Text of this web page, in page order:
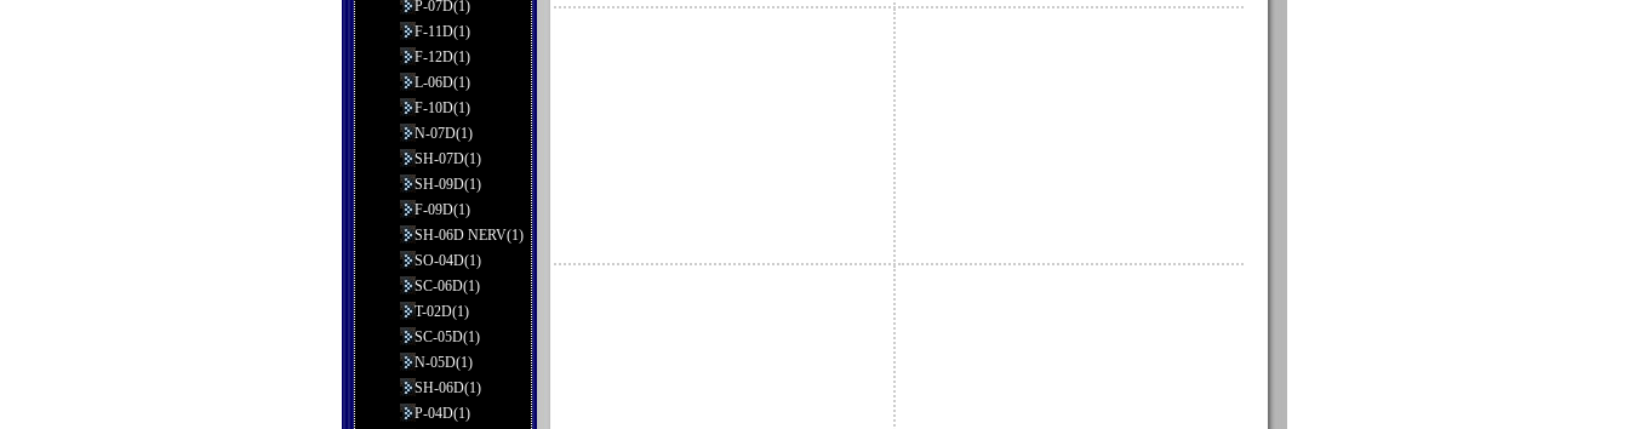
P-07D(1)
F-11D(1)
F-12D(1)
L-06D(1)
F-10D(1)
N-07D(1)
SH-07D(1)
SH-09D(1)
F-09D(1)
SH-06D NERV(1)
SO-04D(1)
SC-06D(1)
T-02D(1)
SC-05D(1)
N-05D(1)
SH-06D(1)
P-04D(1)